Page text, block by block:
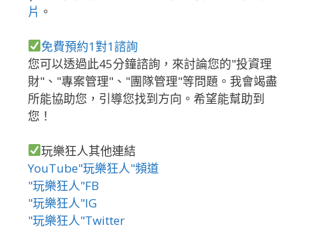
片 。
免費預約1對1諮詢
您可以透過此45分鐘諮詢，來討論您的"投資理
財"、"專案管理"、"團隊管理"等問題。我會竭盡
所能協助您，引導您找到方向。希望能幫助到
您！
玩樂狂人其他連結
YouTube"玩樂狂人"頻道
"玩樂狂人"FB
"玩樂狂人"IG
"玩樂狂人"Twitter